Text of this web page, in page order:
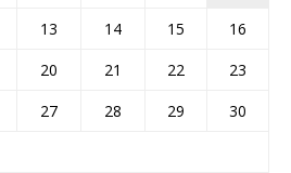
13 14 15
16
20 21 22
23
27 28 29
30